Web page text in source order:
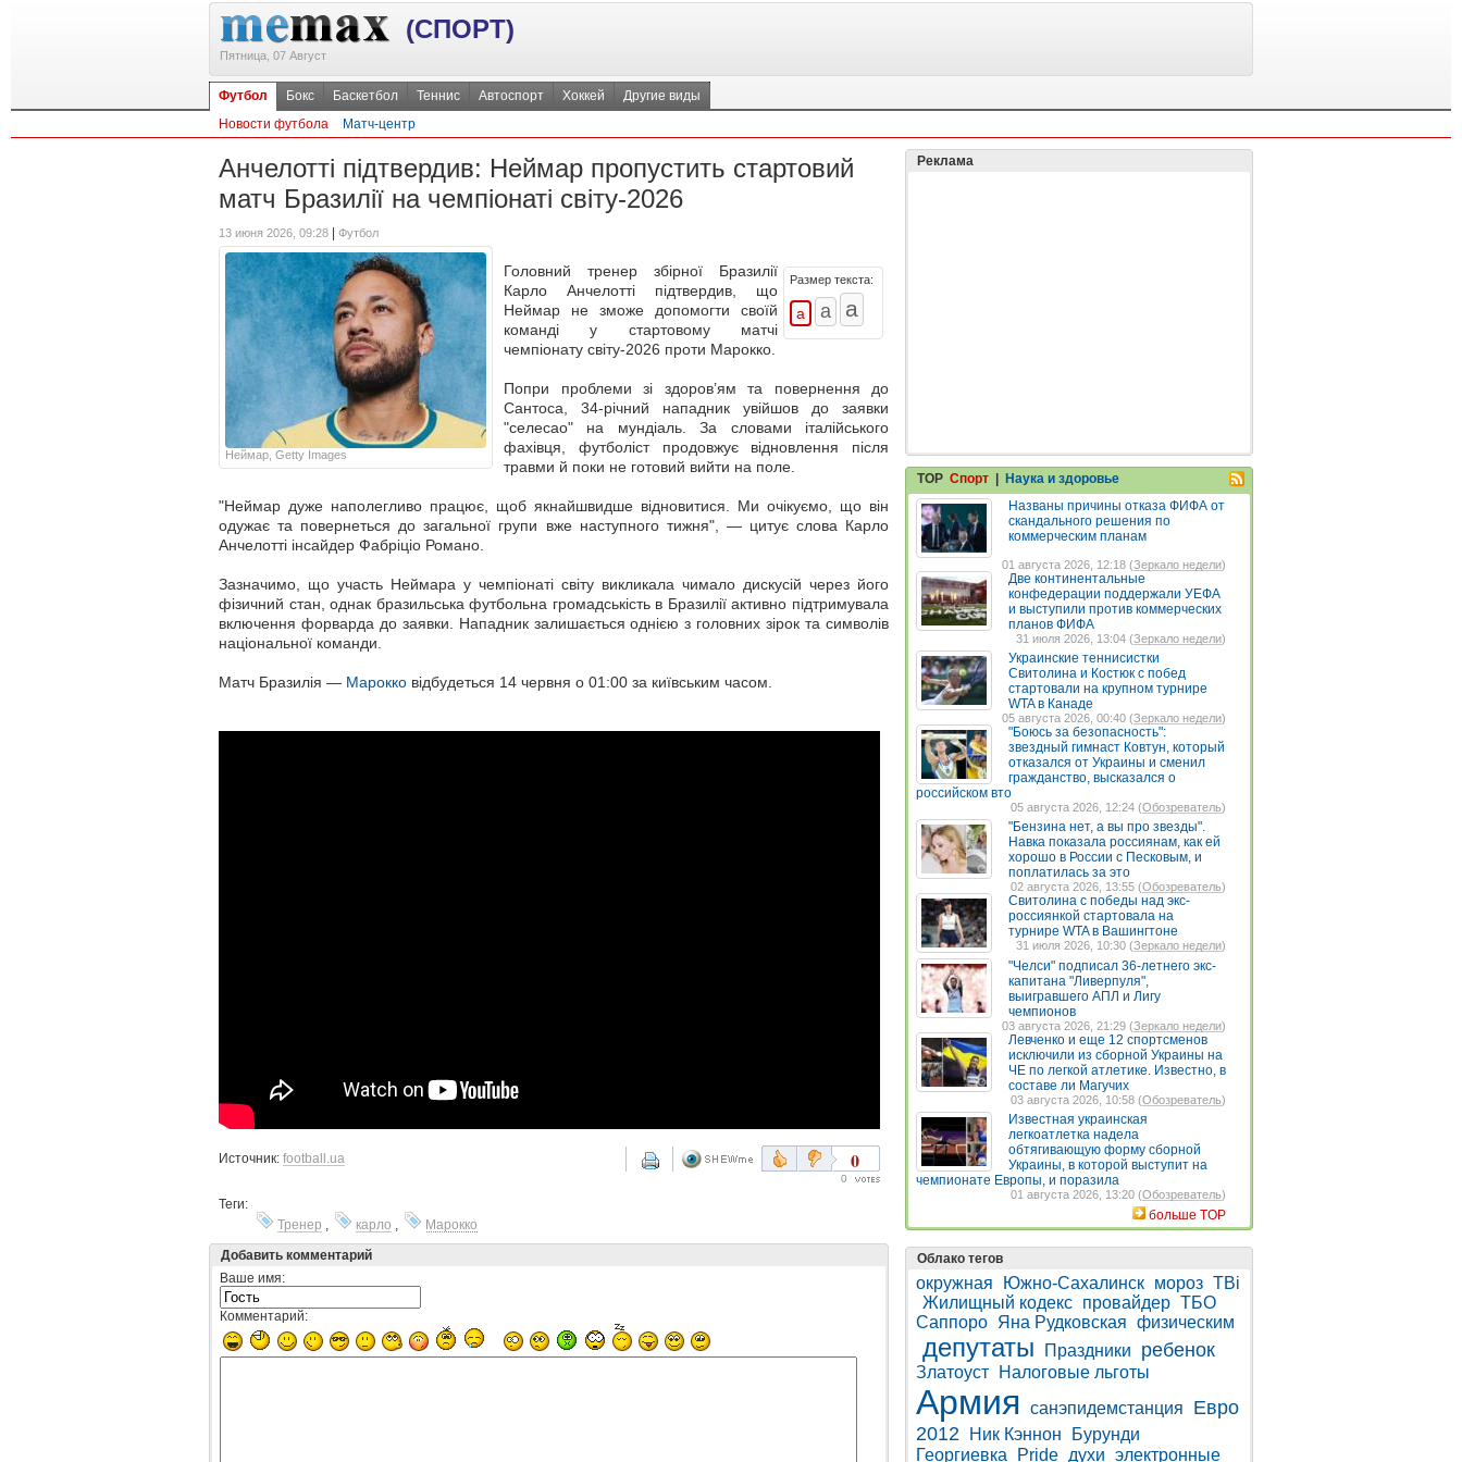
(СПОРТ)
Пятница, 07 Август
Футбол Бокс Баскетбол Теннис Автоспорт Хоккей
Другие виды
Новости футбола
Матч-центр
Анчелотті підтвердив: Неймар пропустить стартовий
матч Бразилії на чемпіонаті світу-2026
13 июня 2026, 09:28 Футбол
Неймар, Getty Images
Размер текста:
Головний тренер збірної Бразилії
Карло Анчелотті підтвердив, що
Неймар не зможе допомогти своїй
команді у стартовому матчі
чемпіонату світу-2026 проти Марокко.
Попри проблеми зі здоров’ям та повернення до
Сантоса, 34-річний нападник увійшов до заявки
"селесао" на мундіаль. За словами італійського
фахівця, футболіст продовжує відновлення після
травми й поки не готовий вийти на поле.
"Неймар дуже наполегливо працює, щоб якнайшвидше відновитися. Ми очікуємо, що він
одужає та повернеться до загальної групи вже наступного тижня", — цитує слова Карло
Анчелотті інсайдер Фабріціо Романо.
Зазначимо, що участь Неймара у чемпіонаті світу викликала чимало дискусій через його
фізичний стан, однак бразильська футбольна громадськість в Бразилії активно підтримувала
включення форварда до заявки. Нападник залишається однією з головних зірок та символів
національної команди.
Матч Бразилія — Марокко відбудеться 14 червня о 01:00 за київським часом.
Источник: football.ua 0
0
Теги:
Тренер
карло
Марокко
Добавить комментарий
Ваше имя:
Комментарий:
Реклама
TOP Спорт
Наука и здоровье
Названы причины отказа ФИФА от
скандального решения по
коммерческим планам
01 августа 2026, 12:18 (Зеркало недели)
Две континентальные
конфедерации поддержали УЕФА
и выступили против коммерческих
планов ФИФА
31 июля 2026, 13:04 (Зеркало недели)
Украинские теннисистки
Свитолина и Костюк с побед
стартовали на крупном турнире
WTA в Канаде
05 августа 2026, 00:40 (Зеркало недели)
"Боюсь за безопасность":
звездный гимнаст Ковтун, который
отказался от Украины и сменил
гражданство, высказался о
российском вто
05 августа 2026, 12:24 (Обозреватель)
"Бензина нет, а вы про звезды".
Навка показала россиянам, как ей
хорошо в России с Песковым, и
поплатилась за это
02 августа 2026, 13:55 (Обозреватель)
Свитолина с победы над экс-
россиянкой стартовала на
турнире WTA в Вашингтоне
31 июля 2026, 10:30 (Зеркало недели)
"Челси" подписал 36-летнего экс-
капитана "Ливерпуля",
выигравшего АПЛ и Лигу
чемпионов
03 августа 2026, 21:29 (Зеркало недели)
Левченко и еще 12 спортсменов
исключили из сборной Украины на
ЧЕ по легкой атлетике. Известно, в
составе ли Магучих
03 августа 2026, 10:58 (Обозреватель)
Известная украинская
легкоатлетка надела
обтягивающую форму сборной
Украины, в которой выступит на
чемпионате Европы, и поразила
01 августа 2026, 13:20 (Обозреватель)
больше TOP
Облако тегов
окружная Южно-Сахалинск мороз TBi
Жилищный кодекс провайдер ТБО
Саппоро Яна Рудковская физическим
депутаты Праздники ребенок
Златоуст Налоговые льготы
Армия санэпидемстанция
Евро
2012
Ник Кэннон
Бурунди
Георгиевка
Pride духи электронные